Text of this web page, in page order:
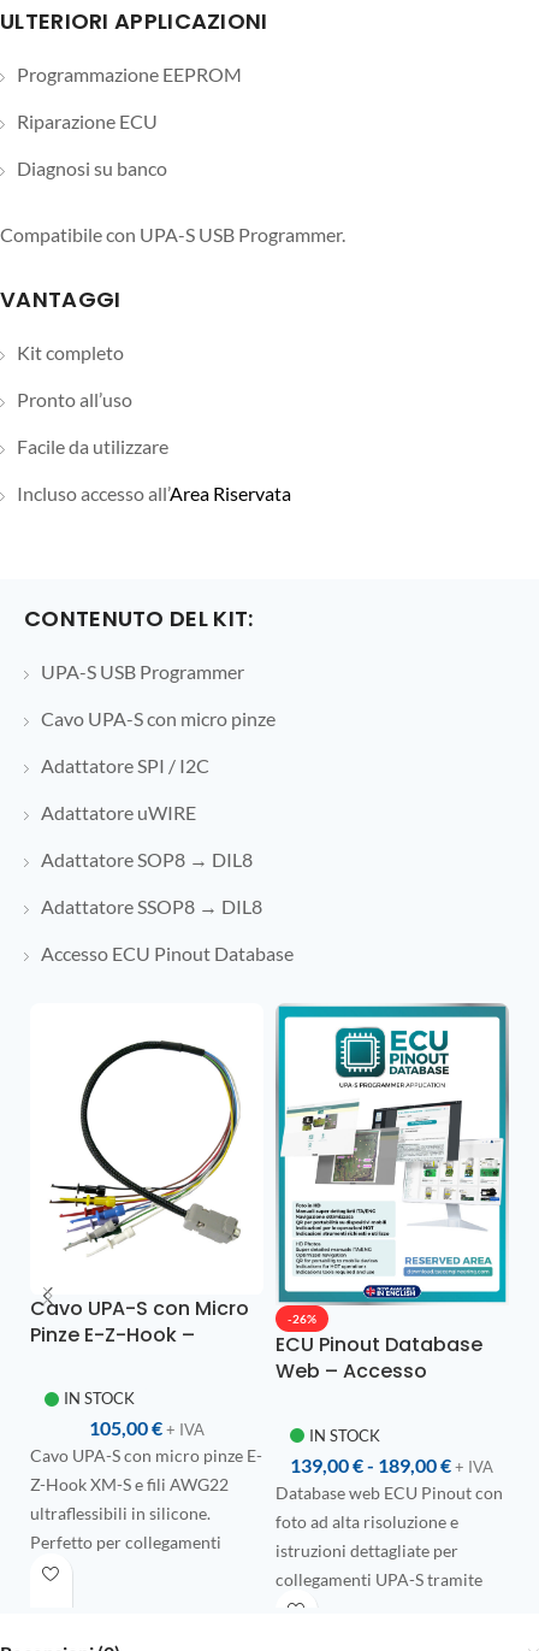
ULTERIORI APPLICAZIONI
Programmazione EEPROM
Riparazione ECU
Diagnosi su banco
Compatibile con UPA-S USB Programmer.
VANTAGGI
Kit completo
Pronto all’uso
Facile da utilizzare
Incluso accesso all’Area Riservata
CONTENUTO DEL KIT:
UPA-S USB Programmer
Cavo UPA-S con micro pinze
Adattatore SPI / I2C
Adattatore uWIRE
Adattatore SOP8 → DIL8
Adattatore SSOP8 → DIL8
Accesso ECU Pinout Database
Cavo UPA-S con Micro
Pinze E-Z-Hook –
Ultraflessibile
IN STOCK
105,00€+ IVA
Cavo UPA-S con micro pinze E-
Z-Hook XM-S e fili AWG22
ultraflessibili in silicone.
Perfetto per collegamenti
rapidi su test point PCB senza
-26%
ECU Pinout Database
Web – Accesso
Connessioni UPA-S
IN STOCK
139,00€- 189,00€ + IVA
Database web ECU Pinout con
foto ad alta risoluzione e
istruzioni dettagliate per
collegamenti UPA-S tramite
test point.